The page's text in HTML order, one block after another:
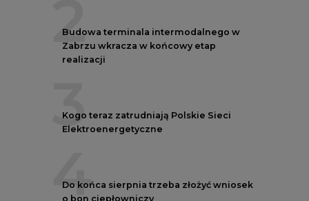
2
Budowa terminala intermodalnego w
Zabrzu wkracza w końcowy etap
realizacji
3
Kogo teraz zatrudniają Polskie Sieci
Elektroenergetyczne
4
Do końca sierpnia trzeba złożyć wniosek
o bon ciepłowniczy